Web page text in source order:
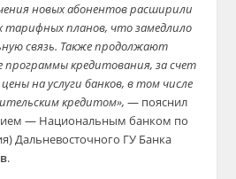
новых абонентов расширили
тарифных планов, что замедлило
связь. Также продолжают
кредитования, за счет
на услуги банков, в том числе
кредитом»,— пояснил
— Национальным банком по
Дальневосточного ГУ Банка
.